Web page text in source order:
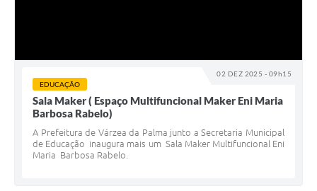
02 DEZ 2025 - 09h15
EDUCAÇÃO
Sala Maker ( Espaço Multifuncional Maker Eni Maria
Barbosa Rabelo)
A Prefeitura de Várzea da Palma junto a Secretaria Municipal
de Educação inaugura mais um Sala Maker Multifuncional Eni
Maria Barbosa Rabelo.